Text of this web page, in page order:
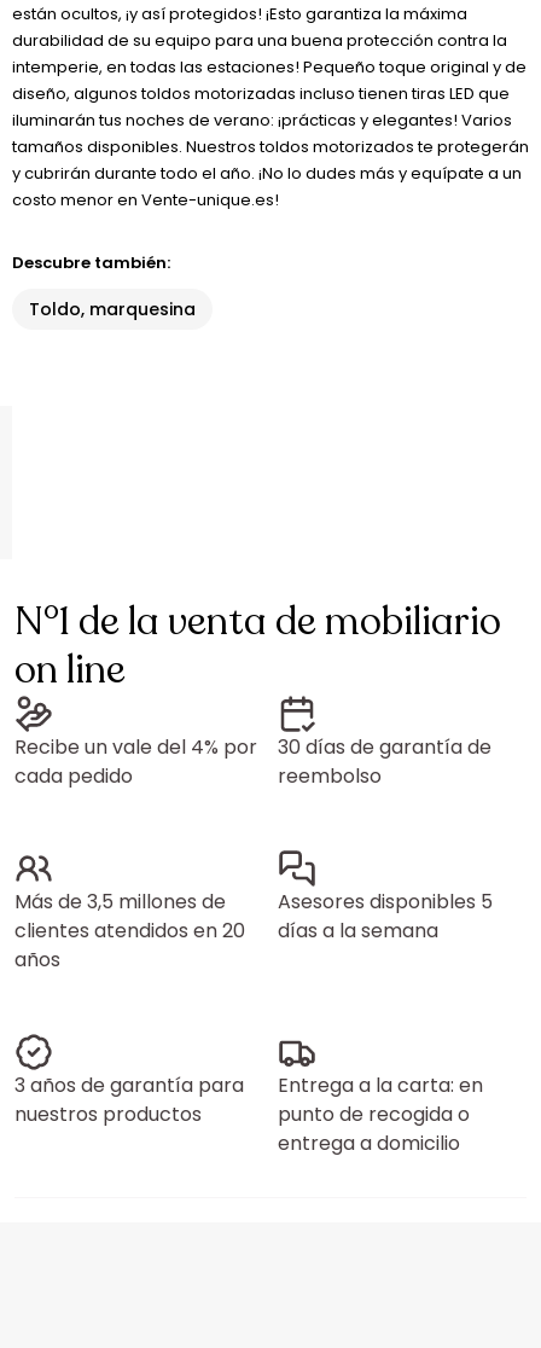
están ocultos, ¡y así protegidos! ¡Esto garantiza la máxima
durabilidad de su equipo para una buena protección contra la
intemperie, en todas las estaciones! Pequeño toque original y de
diseño, algunos toldos motorizadas incluso tienen tiras LED que
iluminarán tus noches de verano: ¡prácticas y elegantes! Varios
tamaños disponibles. Nuestros toldos motorizados te protegerán
y cubrirán durante todo el año. ¡No lo dudes más y equípate a un
costo menor en Vente-unique.es!
Descubre también:
Toldo, marquesina
N°1 de la venta de mobiliario
on line
Recibe un vale del 4% por
cada pedido
30 días de garantía de
reembolso
Más de 3,5 millones de
clientes atendidos en 20
años
Asesores disponibles 5
días a la semana
3 años de garantía para
nuestros productos
Entrega a la carta: en
punto de recogida o
entrega a domicilio